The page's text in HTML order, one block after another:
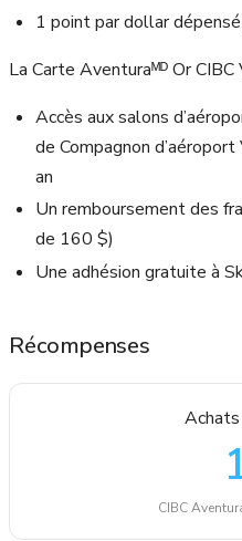
1 point par dollar
La Carte Aventuraᴹᴰ Or
Accès aux salons
de Compagnon
an
Un remboursement des
de 160 $)
Une adhésion gratuite à
Récompenses
CIBC